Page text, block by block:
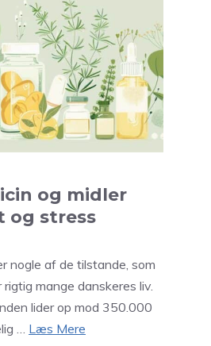
og midler
og stress
nogle af de tilstande, som
mange danskeres liv.
lider op mod 350.000
… Læs Mere